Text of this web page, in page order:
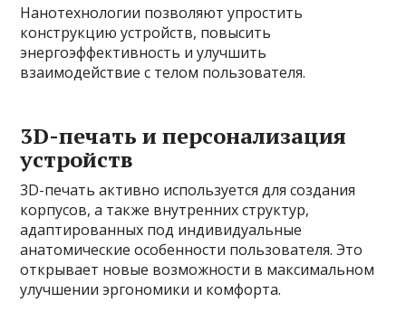
Нанотехнологии позволяют упростить
конструкцию устройств, повысить
энергоэффективность и улучшить
взаимодействие с телом пользователя.
3D-печать и персонализация
устройств
3D-печать активно используется для создания
корпусов, а также внутренних структур,
адаптированных под индивидуальные
анатомические особенности пользователя. Это
открывает новые возможности в максимальном
улучшении эргономики и комфорта.